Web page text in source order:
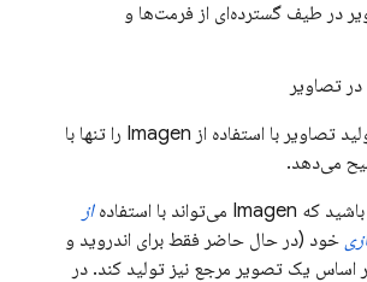
در طیف گسترده‌ای از فرمت‌ها و
تصاویر
تصاویر با استفاده از Imagen را تنها با
می‌دهد.
که Imagen می‌تواند با استفادهاز
خود (در حال حاضر فقط برای اندروید و
اساس یک تصویر مرجع نیز تولید کند. در